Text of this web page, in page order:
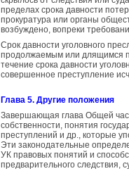
пределах срока давности
прокуратура или органы
возбуждено, вопреки
Срок давности уголовного
продолжаемым или длящимся
течение срока давности
совершенное преступление
Глава 5. Другие положения
Завершающая глава Общей
собственности, понятия
преступлений и др., которые
Эти законодательные
УК правовых понятий и
предварительного следствия,